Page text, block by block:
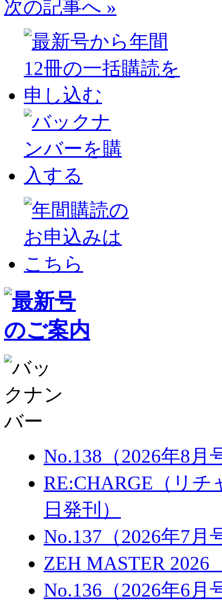
次の記事へ »
No.138（2026年8月
RE:CHARGE（リチ
日発刊）
No.137（2026年7月
ZEH MASTER
No.136（2026年6月